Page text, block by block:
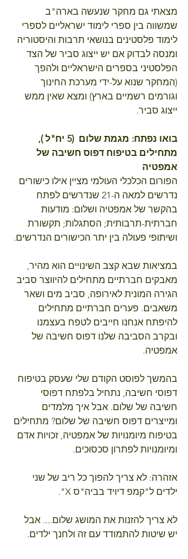
מצאתי גם מחקר שנעשה בארה"ב
שמשווה בין ספרי לימוד ישראליים לספרי
לימוד פלסטינים בנושאי תרבות והיסטוריה
ומנסה לבדוק אם יש ייצוג סביר של הצד
הפלסטיני בספרים הישראליים ולהפך
(המחקר שנוא על-ידי מערכת החינוך
וגורמים רשמיים בארץ) ומצא שאין ממש
ייצוג סביר.
בואו נפתח: מגמת שלום  (5 יח"ל ),
מתחילים בטיפוח דפוס חשיבה של
אמפטיה
הפורום הכלכלי העולמי מציין אילו כישורים
נדרשים למאה ה-21 שנדרשים לפתח
בהקשר של אמפטיה ושלום: מודעות
חברתית-תרבותית; הסתגלות; תקשורת
ושיתופי פעולה בין יתר הכישורים הנדרשים.
במציאות שבא קצב השינויים הוא מהיר,
מאבקים חברתיים מתחילים להיווצר סביב
הגירה המונית לאירופה, סביב מים ושאר
משאבים. פערים חברתיים מתחילים
להיפתח אנחנו חייבים לטפח בעצמנו
ובקרב הסביבה שלנו דפוס חשיבה של
אמפטיה.
בהמשך לפוסט הקודם שלי שעסק בטיפוח
דפוסי חשיבה, נתחיל בלפתח דפוסי
חשיבה של שלום. אבל איך מלמדים
ומייצרים דפוס חשיבה של שלום? מתחילים
בטיפוח מיומנויות של אמפטיה, זכויות אדם
ומיומנויות לפתרון סכסוכים.
אזהרה: לא צריך להפוך כל ריב של שני
ילדים ל"קמפ דיויד בביה"ס X".
לא צריך להזנות את המושג שלום.... אבל
יש שיטות להתמודד עם זה ולחנך ילדים.